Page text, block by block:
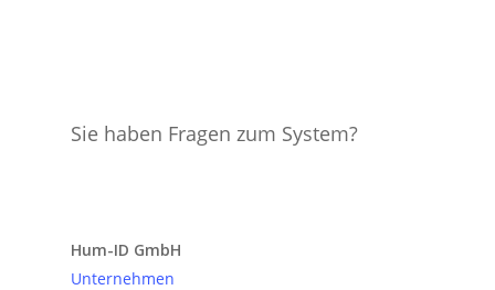
Sie haben Fragen zum System?
Hum-ID GmbH
Unternehmen